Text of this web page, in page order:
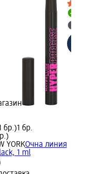
бр.)1 бр.
YORKОчна линия
1 ml